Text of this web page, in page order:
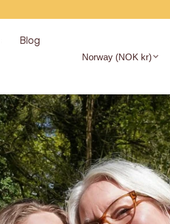
Blog
Region
Norway (NOK kr)